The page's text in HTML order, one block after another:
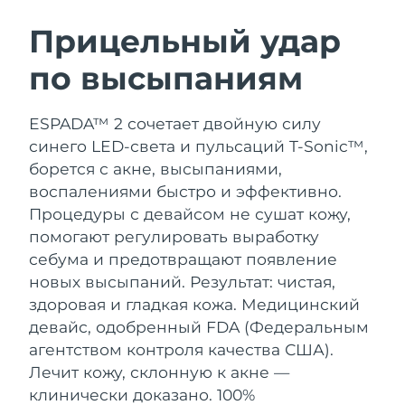
Прицельный удар
по высыпаниям
ESPADA™ 2 сочетает двойную силу
синего LED-света и пульсаций T-Sonic™,
борется с акне, высыпаниями,
воспалениями быстро и эффективно.
Процедуры с девайсом не сушат кожу,
помогают регулировать выработку
себума и предотвращают появление
новых высыпаний. Результат: чистая,
здоровая и гладкая кожа. Медицинский
девайс, одобренный FDA (Федеральным
агентством контроля качества США).
Лечит кожу, склонную к акне —
клинически доказано. 100%
LUNA™ 4 набор
Anti-aging massage
LUNA™ 4 Plus
Massage, LED heating
LUNA™ 4 Men
For men, anti-aging massage
BEAR™ 2 набор
Microcurrent toning
BEAR™ 2 go
Microcurrent toning on-the-go
BEAR™ 2 eyes & lips
Microcurrent line smoothing device
Увлажнение
UFO™ 3 набор
Deep facial hydration
UFO™ 3 LED
Near-infrared and red light therapy
device
Забота о полости рта
issa™ 4
Hybrid silicone sonic toothbrush
issa™ 4 plus
Smart hybrid silicone sonic toothbrush
FAQ™ АНТИВОЗРАСТНОЙ УХОД
Омоложение LED-процедуры
NEW
Австралия
Ожидаемая дата доставки
Ожидаемая дата доставки
9/8/26
Бахрейн
Ожидаемая дата доставки
10/8/26
Бельгия
Ожидаемая дата доставки
Бермудские о-ва
Ожидаемая дата доставки
15/8/26
Босния и
Герцеговина
Ожидаемая дата доставки